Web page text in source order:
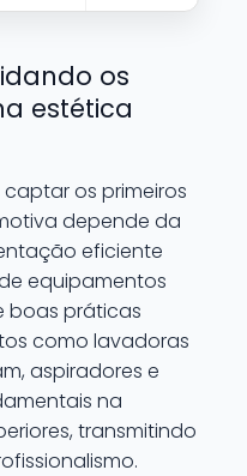
os
estética
os primeiros
depende da
eficiente
equipamentos
boas práticas
como lavadoras
aspiradores e
na
transmitindo